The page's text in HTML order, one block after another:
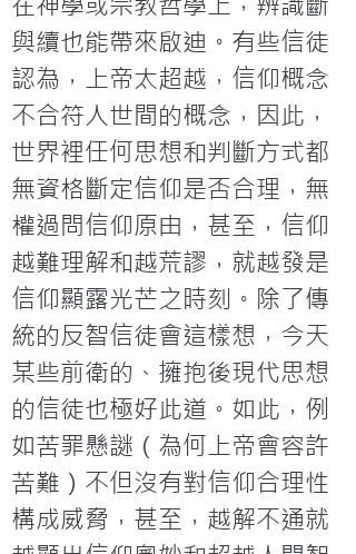
與續也能帶來啟迪。有些信徒
認為，上帝太超越，信仰概念
不合符人世間的概念，因此，
世界裡任何思想和判斷方式都
無資格斷定信仰是否合理，無
權過問信仰原由，甚至，信仰
越難理解和越荒謬，就越發是
信仰顯露光芒之時刻。除了傳
統的反智信徒會這樣想，今天
某些前衛的、擁抱後現代思想
的信徒也極好此道。如此，例
如苦罪懸謎（為何上帝會容許
苦難）不但沒有對信仰合理性
構成威脅，甚至，越解不通就